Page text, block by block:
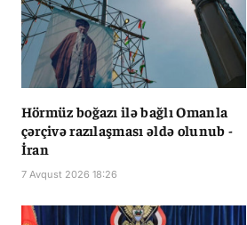
Hörmüz boğazı ilə bağlı Omanla
çərçivə razılaşması əldə olunub -
İran
7 Avqust 2026 18:26